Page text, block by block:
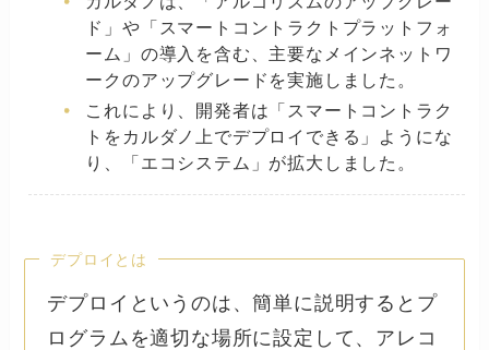
ド」や「スマートコントラクトプラットフォ
ーム」の導入を含む、主要なメインネットワ
ークのアップグレードを実施しました。
これにより、開発者は「スマートコントラク
トをカルダノ上でデプロイできる」ようにな
り、「エコシステム」が拡大しました。
デプロイとは
デプロイというのは、簡単に説明するとプ
ログラムを適切な場所に設定して、アレコ